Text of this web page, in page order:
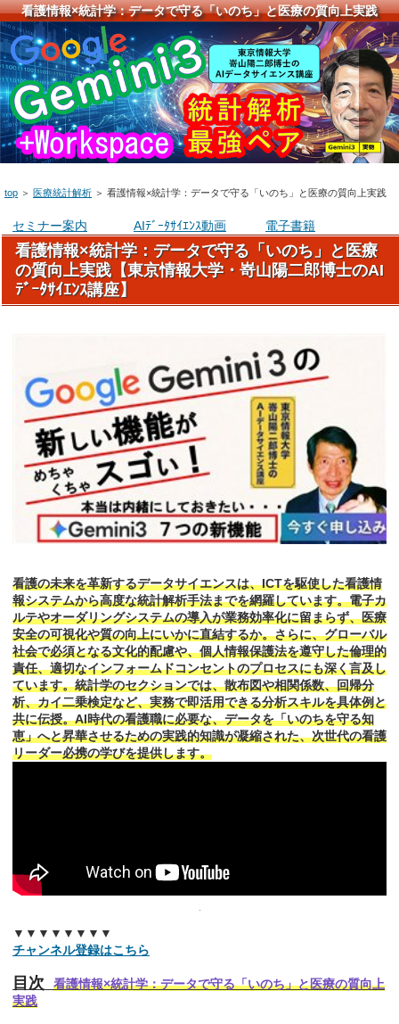
看護情報×統計学：データで守る「いのち」と医療の質向上実践
top ＞ 医療統計解析 ＞ 看護情報×統計学：データで守る「いのち」と医療の質向上実践
セミナー案内 AIﾃﾞｰﾀｻｲｴﾝｽ動画 電子書籍
看護情報×統計学：データで守る「いのち」と医療
の質向上実践【東京情報大学・嵜山陽二郎博士のAI
ﾃﾞｰﾀｻｲｴﾝｽ講座】
看護の未来を革新するデータサイエンスは、ICTを駆使した看護情
報システムから高度な統計解析手法までを網羅しています。電子カ
ルテやオーダリングシステムの導入が業務効率化に留まらず、医療
安全の可視化や質の向上にいかに直結するか。さらに、グローバル
社会で必須となる文化的配慮や、個人情報保護法を遵守した倫理的
責任、適切なインフォームドコンセントのプロセスにも深く言及し
ています。統計学のセクションでは、散布図や相関係数、回帰分
析、カイ二乗検定など、実務で即活用できる分析スキルを具体例と
共に伝授。AI時代の看護職に必要な、データを「いのちを守る知
恵」へと昇華させるための実践的知識が凝縮された、次世代の看護
リーダー必携の学びを提供します。
▼▼▼▼▼▼▼▼
チャンネル登録はこちら
目次
看護情報×統計学：データで守る「いのち」と医療の質向上
実践